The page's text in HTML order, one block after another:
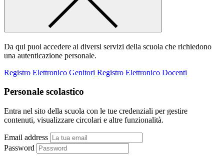
Da qui puoi accedere ai diversi servizi della scuola che richiedono
una autenticazione personale.
Registro Elettronico Genitori Registro Elettronico Docenti
Personale scolastico
Entra nel sito della scuola con le tue credenziali per gestire
contenuti, visualizzare circolari e altre funzionalità.
Email address
Password